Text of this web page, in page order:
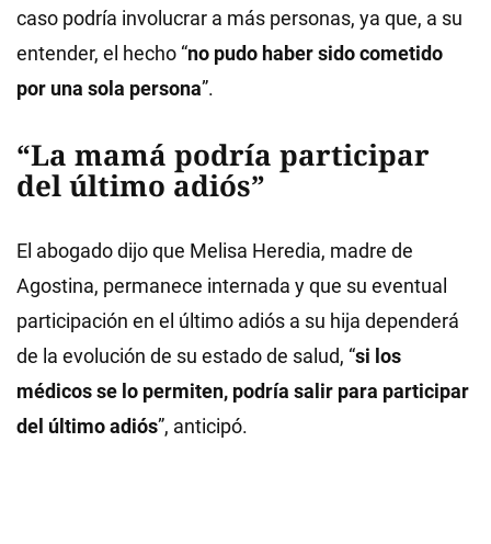
caso podría involucrar a más personas, ya que, a su
entender, el hecho “no pudo haber sido cometido
por una sola persona”.
“La mamá podría participar
del último adiós”
El abogado dijo que Melisa Heredia, madre de
Agostina, permanece internada y que su eventual
participación en el último adiós a su hija dependerá
de la evolución de su estado de salud, “si los
médicos se lo permiten, podría salir para participar
del último adiós”, anticipó.